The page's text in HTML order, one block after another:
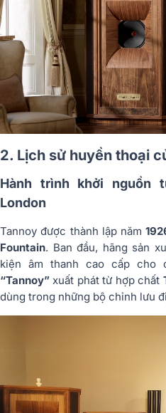
2. Lịch sử huyền thoại
Hành trình khởi nguồn
London
Tannoy được thành lập năm
Fountain. Ban đầu, hãng sản
kiện âm thanh cao cấp cho
“Tannoy” xuất phát từ hợp chất
dùng trong những bộ chỉnh lưu